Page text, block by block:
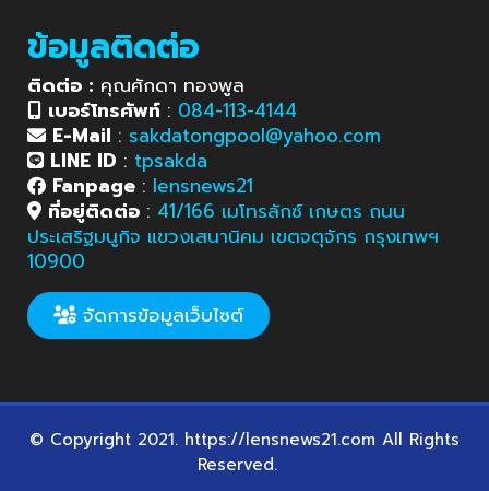
ข้อมูลติดต่อ
ติดต่อ : คุณศักดา ทองพูล
เบอร์โทรศัพท์ : 084-113-4144
E-Mail : sakdatongpool@yahoo.com
LINE ID : tpsakda
Fanpage : lensnews21
ที่อยู่ติดต่อ : 41/166 เมโทรลักซ์ เกษตร ถนน
ประเสริฐมนูกิจ แขวงเสนานิคม เขตจตุจักร กรุงเทพฯ
10900
จัดการข้อมูลเว็บไซต์
© Copyright 2021. https://lensnews21.com All Rights
Reserved.